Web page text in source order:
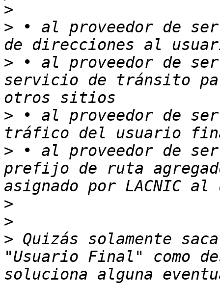
>
> • al proveedor de
> • al proveedor de
servicio de tránsito
> • al proveedor de
> • al proveedor de
prefijo de ruta
>
>
> Quizás solamente
"Usuario Final" como
soluciona alguna